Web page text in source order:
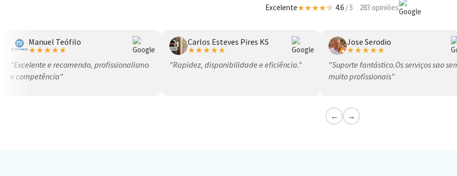
Excelente★★★★ 4.6 / 5 283 opiniões
Manuel Teófilo
★★★★★
"Excelente e recomendo, profissionalismo
e competência"
Carlos Esteves Pires KS
★★★★★
"Rapidez, disponibilidade e eficiência."
Jose Serodio
★★★★★
"Suporte fantástico.Os serviços sao
muito profissionais"
← →